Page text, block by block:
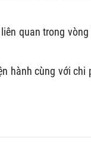
quan trong
hành cùng với chi